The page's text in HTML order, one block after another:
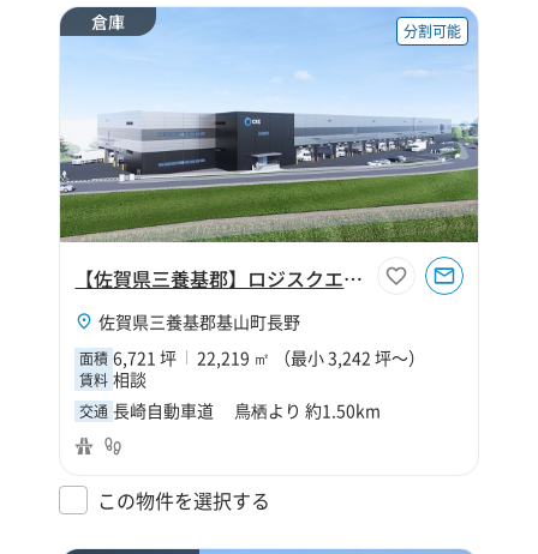
倉庫 分割可能
【佐賀県三養基郡】ロジスクエア鳥栖Ⅲ
佐賀県三養基郡基山町長野
面積 6,721 坪 22,219 ㎡ （最小 3,242 坪～）
賃料 相談
交通 長崎自動車道 鳥栖より 約1.50km
この物件を選択する